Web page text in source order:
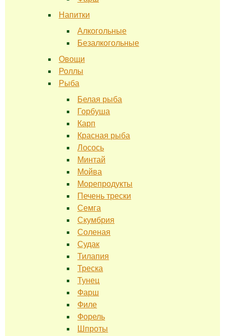
Напитки
Алкогольные
Безалкогольные
Овощи
Роллы
Рыба
Белая рыба
Горбуша
Карп
Красная рыба
Лосось
Минтай
Мойва
Морепродукты
Печень трески
Семга
Скумбрия
Соленая
Судак
Тилапия
Треска
Тунец
Фарш
Филе
Форель
Шпроты